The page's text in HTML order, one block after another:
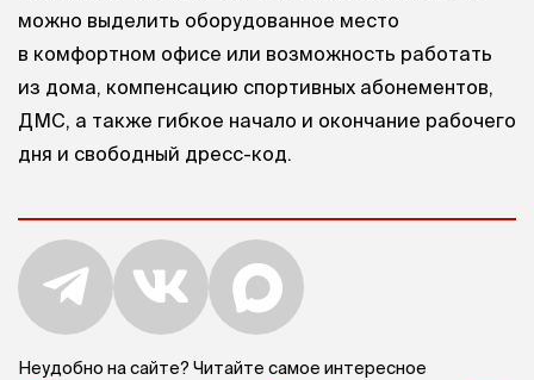
можно выделить оборудованное место
в комфортном офисе или возможность работать
из дома, компенсацию спортивных абонементов,
ДМС, а также гибкое начало и окончание рабочего
дня и свободный дресс-код.
Неудобно на сайте? Читайте самое интересное